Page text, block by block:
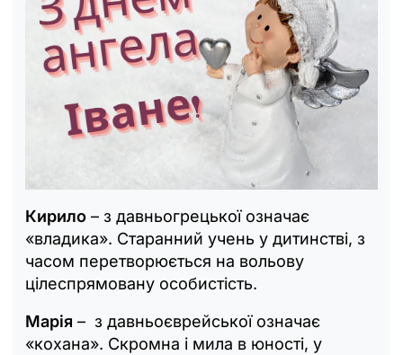
Кирило – з давньогрецької означає
«владика». Старанний учень у дитинстві, з
часом перетворюється на вольову
цілеспрямовану особистість.
Марія – з давньоєврейської означає
«кохана». Скромна і мила в юності, у